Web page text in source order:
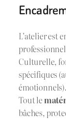
L’atelier est
Culturelle,
spécifiques
émotionnels).
Tout le
bâches,